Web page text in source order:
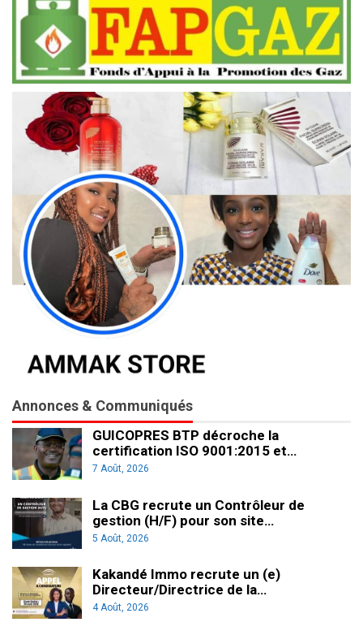
Annonces & Communiqués
GUICOPRES BTP décroche la
certification ISO 9001:2015 et…
7 Août, 2026
La CBG recrute un Contrôleur de
gestion (H/F) pour son site…
5 Août, 2026
Kakandé Immo recrute un (e)
Directeur/Directrice de la…
4 Août, 2026